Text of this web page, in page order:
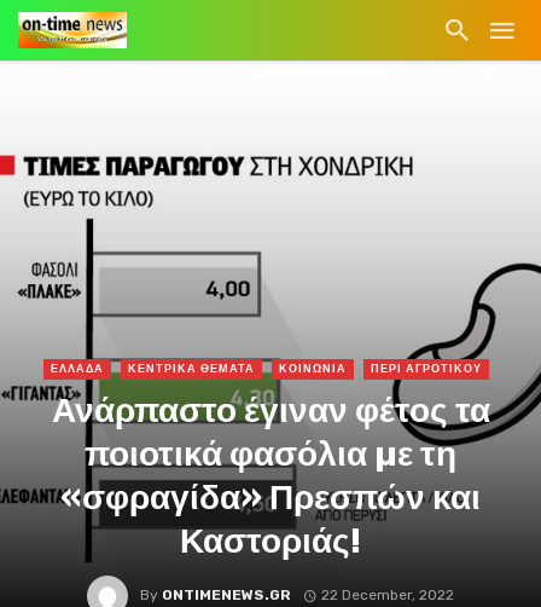
ΕΛΛΑΔΑ ΚΕΝΤΡΙΚΑ ΘΕΜΑΤΑ ΚΟΙΝΩΝΙΑ ΠΕΡΙ ΑΓΡΟΤΙΚΟΥ
Ανάρπαστο έγιναν φέτος τα
ποιοτικά φασόλια µε τη
«σφραγίδα» Πρεσπών και
Καστοριάς!
By ONTIMENEWS.GR 22 December, 2022